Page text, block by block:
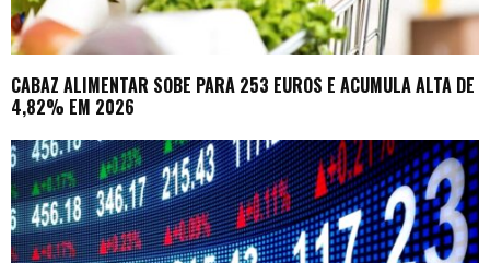
CABAZ ALIMENTAR SOBE PARA 253 EUROS E ACUMULA ALTA DE
4,82% EM 2026